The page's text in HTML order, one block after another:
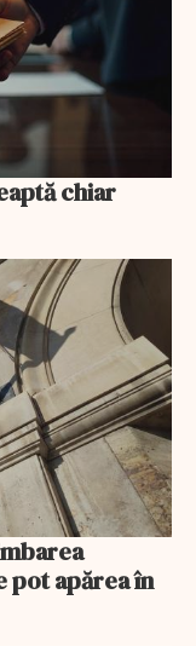
chiar
pot apărea în